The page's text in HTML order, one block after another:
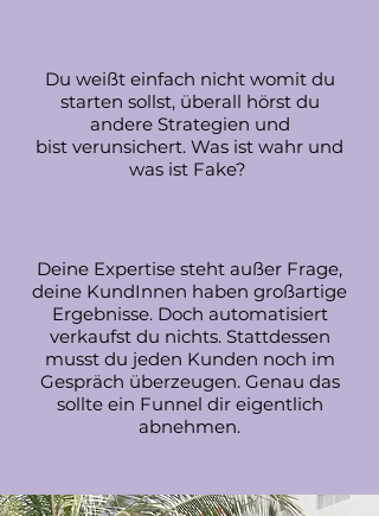
Du weißt einfach nicht womit du
starten sollst, überall hörst du
andere Strategien und
bist verunsichert. Was ist wahr und
was ist Fake?
Deine Expertise steht außer Frage,
deine KundInnen haben großartige
Ergebnisse. Doch automatisiert
verkaufst du nichts. Stattdessen
musst du jeden Kunden noch im
Gespräch überzeugen. Genau das
sollte ein Funnel dir eigentlich
abnehmen.